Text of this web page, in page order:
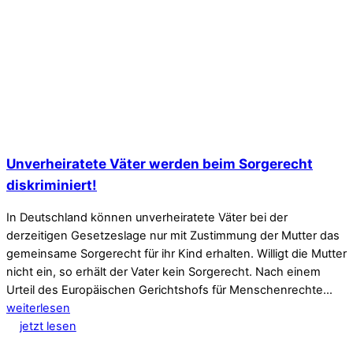
Unverheiratete Väter werden beim Sorgerecht
diskriminiert!
In Deutschland können unverheiratete Väter bei der
derzeitigen Gesetzeslage nur mit Zustimmung der Mutter das
gemeinsame Sorgerecht für ihr Kind erhalten. Willigt die Mutter
nicht ein, so erhält der Vater kein Sorgerecht. Nach einem
Urteil des Europäischen Gerichtshofs für Menschenrechte…
weiterlesen
jetzt lesen